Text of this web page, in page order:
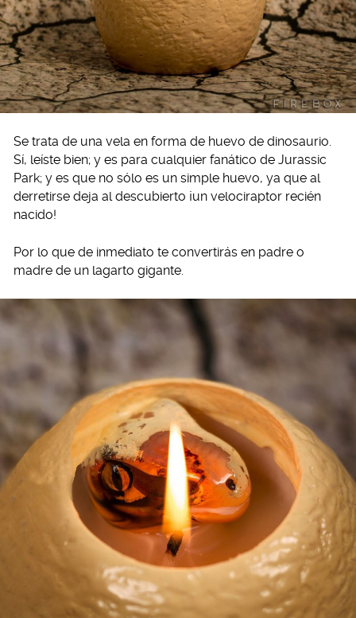
Se trata de una vela en forma de huevo de dinosaurio.
Sí, leíste bien; y es para cualquier fanático de Jurassic
Park; y es que no sólo es un simple huevo, ya que al
derretirse deja al descubierto ¡un velociraptor recién
nacido!
Por lo que de inmediato te convertirás en padre o
madre de un lagarto gigante.